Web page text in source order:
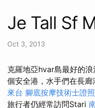
Je Tall Sf
Oct 3, 2013
克羅地亞hvar島最好的
個安全港，水手們在長廊
來台 腳底按摩技術士證
旅行者仍經常訪問Stari